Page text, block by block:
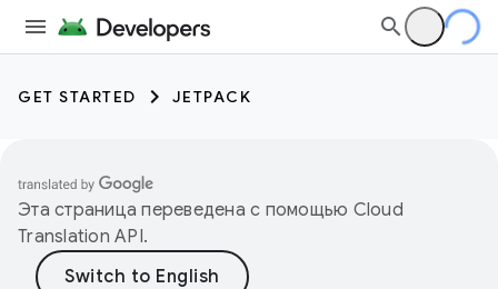
GET STARTED JETPACK
Эта страница переведена с помощью Cloud
Translation API.